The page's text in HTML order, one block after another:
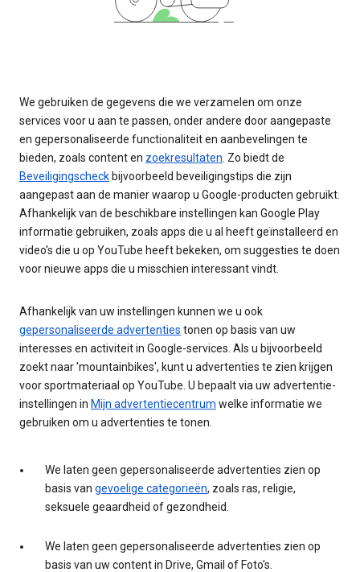
We gebruiken de gegevens die we verzamelen om onze
services voor u aan te passen, onder andere door aangepaste
en gepersonaliseerde functionaliteit en aanbevelingen te
bieden, zoals content en zoekresultaten . Zo biedt de
Beveiligingscheckbijvoorbeeld beveiligingstips die zijn
aangepast aan de manier waarop u Google-producten gebruikt.
Afhankelijk van de beschikbare instellingen kan Google Play
informatie gebruiken, zoals apps die u al heeft geïnstalleerd en
video's die u op YouTube heeft bekeken, om suggesties te doen
voor nieuwe apps die u misschien interessant vindt.
Afhankelijk van uw instellingen kunnen we u ook
gepersonaliseerde advertenties tonen op basis van uw
interesses en activiteit in Google-services. Als u bijvoorbeeld
zoekt naar 'mountainbikes', kunt u advertenties te zien krijgen
voor sportmateriaal op YouTube. U bepaalt via uw advertentie-
instellingen in Mijn advertentiecentrum welke informatie we
gebruiken om u advertenties te tonen.
We laten geen gepersonaliseerde advertenties zien op
basis van gevoelige categorieën, zoals ras, religie,
seksuele geaardheid of gezondheid.
We laten geen gepersonaliseerde advertenties zien op
basis van uw content in Drive, Gmail of Foto's.